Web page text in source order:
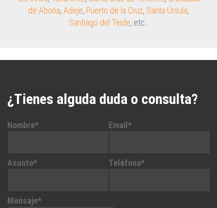
de Abona, Adeje, Puerto de la Cruz, Santa Úrsula,
Santiago del Teide, etc..
¿Tienes alguda duda o consulta?
Nombre*
Asunto*
Email*
Teléfono*
Mensaje*